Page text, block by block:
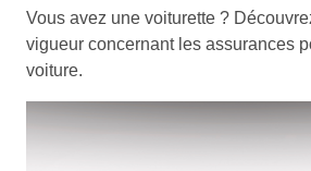
Vous avez une voiturette ?
vigueur concernant les assurances
voiture.